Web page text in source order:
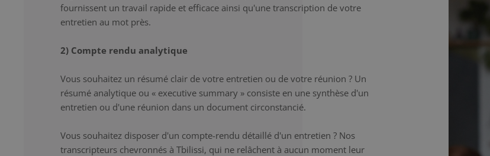
fournissent un travail rapide et efficace ainsi qu'une transcription de votre
entretien au mot près.
2) Compte rendu analytique
Vous souhaitez un résumé clair de votre entretien ou de votre réunion ? Un
résumé analytique ou « executive summary » consiste en une synthèse d'un
entretien ou d'une réunion dans un document circonstancié.
Vous souhaitez disposer d'un compte-rendu détaillé d'un entretien ? Nos
transcripteurs chevronnés à Tbilissi, qui ne relâchent à aucun moment leur